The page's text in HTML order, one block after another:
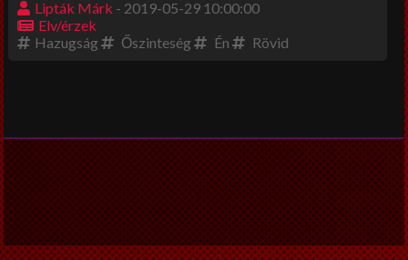
Beszéljünk másról
DIY
NagyUtazó
Interjú
Könyvajánló
Lipták Márk - 2019-05-29 10:00:00
Elv/érzek
Hazugság
Őszinteség Én Rövid